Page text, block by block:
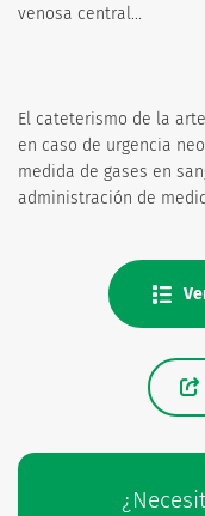
venosa central...
El cateterismo de la
en caso de urgencia
medida de gases en
administración de